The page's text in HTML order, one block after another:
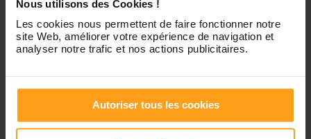
Nous utilisons des Cookies !
Les cookies nous permettent de faire fonctionner notre
site Web, améliorer votre expérience de navigation et
analyser notre trafic et nos actions publicitaires.
Autoriser tous les cookies
Créée en 2009, Yoopala est une société Française de
services à la personne agréée par l'État et spécialisée
Yoopala fait partie des acteurs majeurs de son
domaine d’activité.